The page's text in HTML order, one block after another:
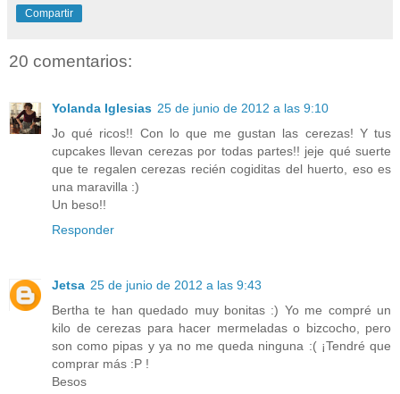
Compartir
20 comentarios:
Yolanda Iglesias 25 de junio de 2012 a las 9:10
Jo qué ricos!! Con lo que me gustan las cerezas! Y tus
cupcakes llevan cerezas por todas partes!! jeje qué suerte
que te regalen cerezas recién cogiditas del huerto, eso es
una maravilla :)
Un beso!!
Responder
Jetsa 25 de junio de 2012 a las 9:43
Bertha te han quedado muy bonitas :) Yo me compré un
kilo de cerezas para hacer mermeladas o bizcocho, pero
son como pipas y ya no me queda ninguna :( ¡Tendré que
comprar más :P !
Besos